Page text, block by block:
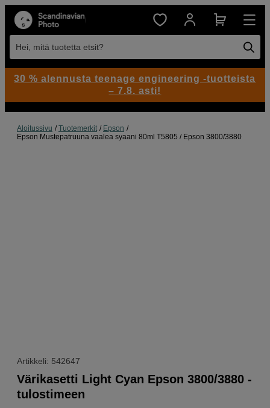
Hei, mitä tuotetta etsit?
Aloitussivu Tuotemerkit
Epson
Epson Mustepatruuna vaalea syaani 80ml T5805 / Epson 3800/3880
Artikkeli: 542647
Värikasetti Light Cyan Epson 3800/3880 -
tulostimeen
30 % alennusta teenage engineering -tuotteista
– 7.8. asti!